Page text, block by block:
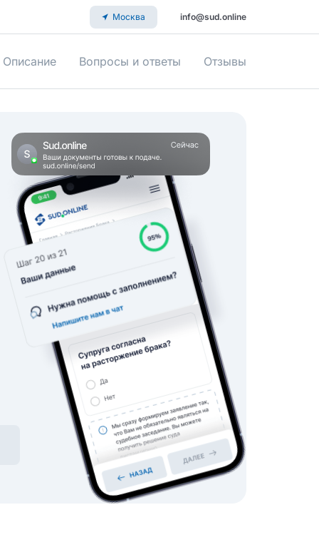
Москва info@sud.online
Описание Вопросы и ответы Отзывы